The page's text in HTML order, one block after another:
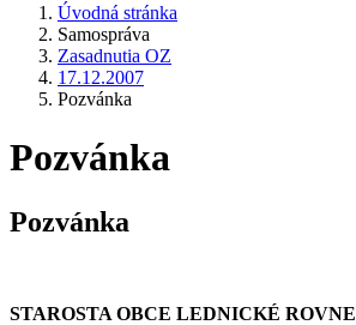
Úvodná stránka
Samospráva
Zasadnutia OZ
17.12.2007
Pozvánka
Pozvánka
Pozvánka
STAROSTA OBCE LEDNICKÉ ROVNE